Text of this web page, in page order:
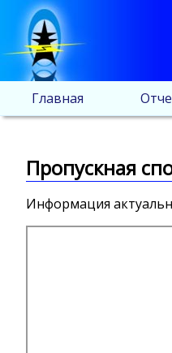
Главная
Пропускная
Информация